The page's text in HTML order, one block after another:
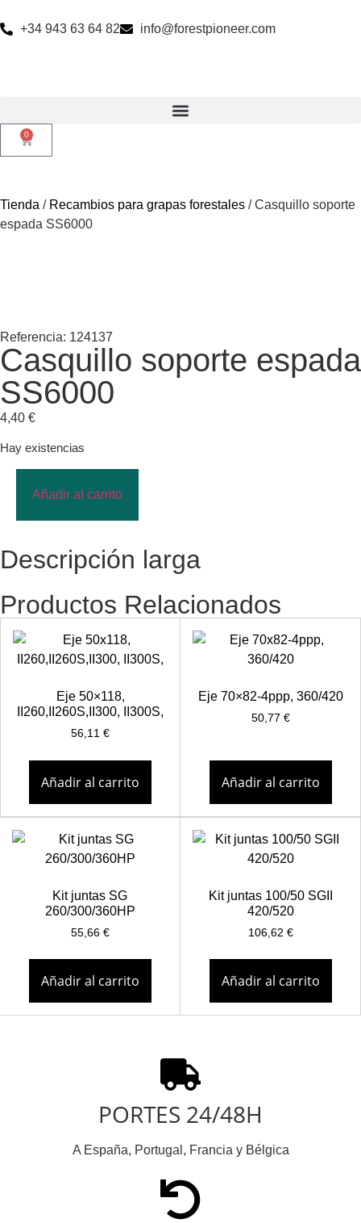
+34 943 63 64 82 info@forestpioneer.com
0
Tienda / Recambios para grapas forestales / Casquillo soporte
espada SS6000
Referencia: 124137
Casquillo soporte espada
SS6000
4,40 €
Hay existencias
Añadir al carrito
Descripción larga
Productos Relacionados
Eje 50×118,
II260,II260S,II300, II300S,
56,11 €
Añadir al carrito
Eje 70×82-4ppp, 360/420
50,77 €
Añadir al carrito
Kit juntas SG
260/300/360HP
55,66 €
Añadir al carrito
Kit juntas 100/50 SGII
420/520
106,62 €
Añadir al carrito
PORTES 24/48H
A España, Portugal, Francia y Bélgica